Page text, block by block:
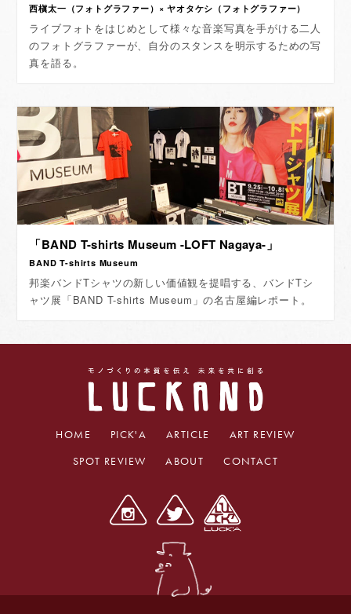
西槇太一（フォトグラファー）× ヤオタケシ（フォトグラファー）
ライブフォトをはじめとして様々な音楽写真を手がける二人
のフォトグラファーが、自分のスタンスを明示するための写
真を語る。
「BAND T-shirts Museum -LOFT Nagaya-」
BAND T-shirts Museum
邦楽バンドTシャツの新しい価値観を提唱する、バンドTシ
ャツ展「BAND T-shirts Museum」の名古屋編レポート。
HOME PICK'A ARTICLE
ART REVIEW
SPOT REVIEW
ABOUT CONTACT